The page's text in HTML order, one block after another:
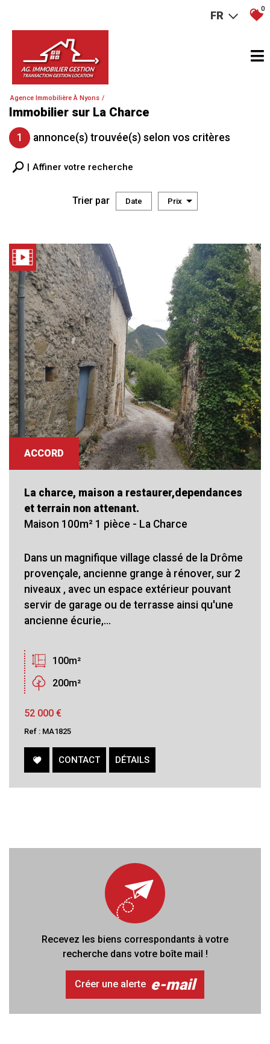
FR
0
Agence Immobilière À Nyons
Immobilier sur La Charce
1 annonce(s) trouvée(s) selon vos critères
Affiner votre recherche
5KM 10KM 25KM
Piscine Parking
RECHERCHER
+ de critéres +
Trier par Date Prix
ACCORD
La charce, maison a restaurer,dependances
et terrain non attenant.
Maison 100m² 1 pièce - La Charce
Dans un magnifique village classé de la Drôme
provençale, ancienne grange à rénover, sur 2
niveaux , avec un espace extérieur pouvant
servir de garage ou de terrasse ainsi qu'une
ancienne écurie,...
100m²
200m²
52 000 €
Ref : MA1825
CONTACT DÉTAILS
Recevez les biens correspondants à votre
recherche dans votre boîte mail !
Créer une alerte e-mail